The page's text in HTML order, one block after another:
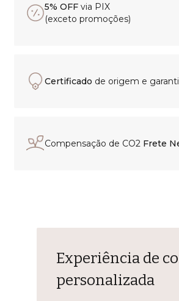
5% OFF via PIX
(exceto promoções)
Certificado de origem e
Compensação de CO2 Frete
Experiência de
personalizada